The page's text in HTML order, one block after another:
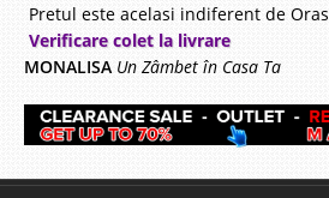
Pretul este acelasi indiferent de Oras
Verificare colet la livrare
MONALISA Un Zâmbet în Casa Ta